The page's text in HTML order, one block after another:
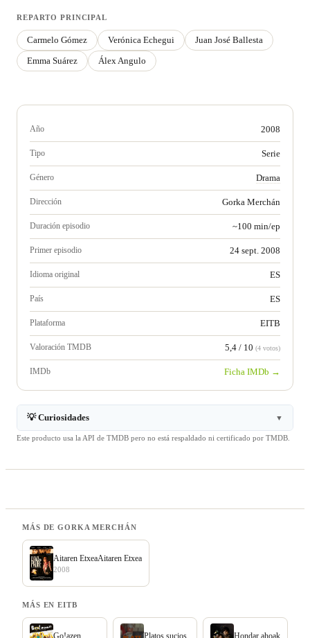
REPARTO PRINCIPAL
Carmelo Gómez Verónica Echegui
Juan José Ballesta
Emma Suárez
Álex Angulo
Año 2008
Tipo Serie
Género Drama
Dirección Gorka Merchán
Duración episodio ~100 min/ep
Primer episodio 24 sept. 2008
Idioma original ES
País ES
Plataforma EITB
Valoración TMDB 5,4 / 10 (4 votos)
IMDb Ficha IMDb →
💡 Curiosidades ▼
Este producto usa la API de TMDB pero no está respaldado ni certificado por TMDB.
MÁS DE GORKA MERCHÁN
Aitaren EtxeaAitaren Etxea
2008
MÁS EN EITB
Go!azen Platos sucios Hondar ahoak